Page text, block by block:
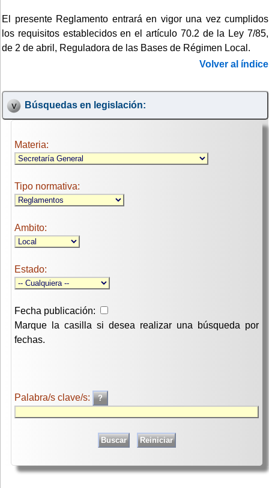
El presente Reglamento entrará en vigor una vez cumplidos
los requisitos establecidos en el artículo 70.2 de la Ley 7/85,
de 2 de abril, Reguladora de las Bases de Régimen Local.
Volver al índice
Búsquedas en legislación:
Materia:
Tipo normativa:
Ambito:
Estado:
Fecha publicación:
Marque la casilla si desea realizar una búsqueda por
fechas.
Palabra/s clave/s: